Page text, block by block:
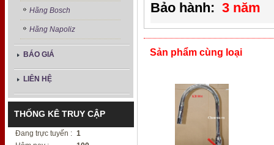
Hãng Bosch
Hãng Napoliz
BÁO GIÁ
LIÊN HỆ
THỐNG KÊ TRUY CẬP
Đang trực tuyến : 1
Bảo hành: 3 năm
Sản phẩm cùng loại